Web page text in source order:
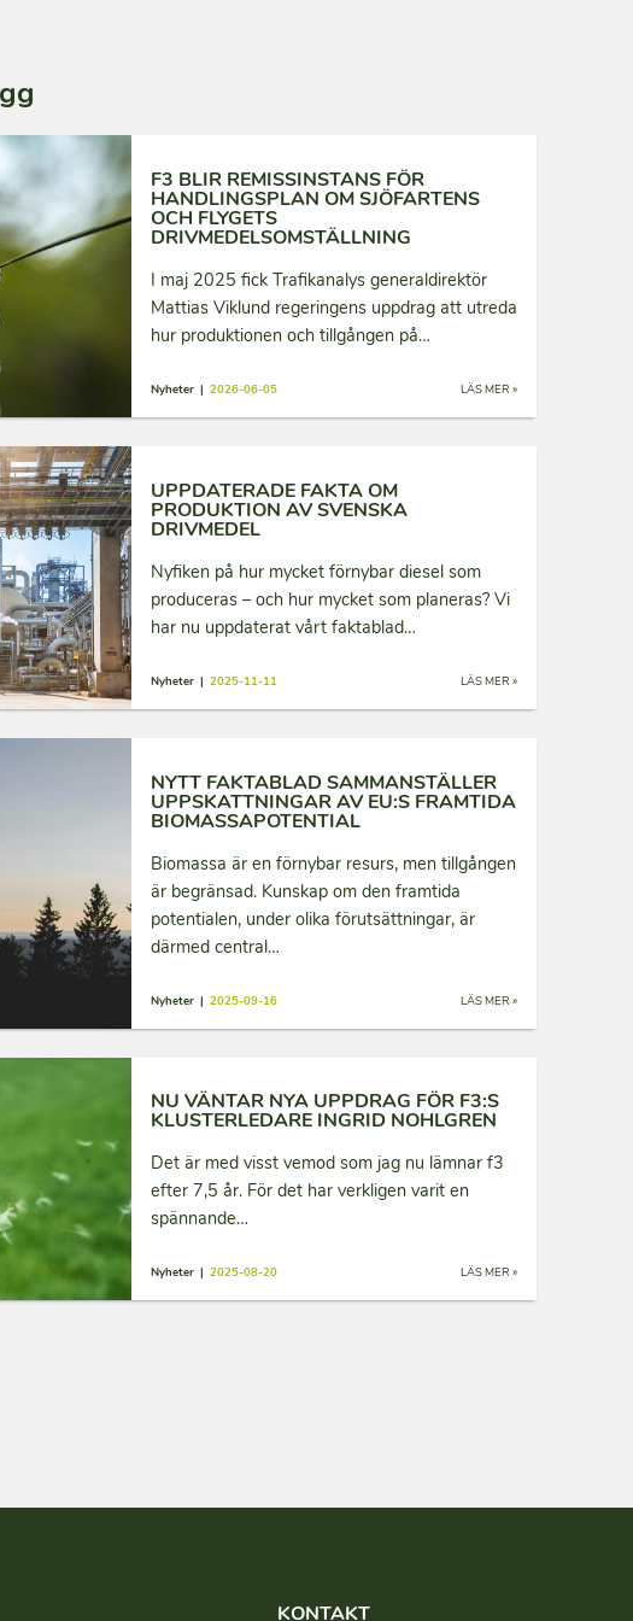
F3 BLIR REMISSINSTANS FÖR
HANDLINGSPLAN OM SJÖFARTENS
OCH FLYGETS
DRIVMEDELSOMSTÄLLNING
I maj 2025 fick Trafikanalys generaldirektör
Mattias Viklund regeringens uppdrag att utreda
hur produktionen och tillgången på…
LÄS MER »
Nyheter | 2026-06-05
UPPDATERADE FAKTA OM
PRODUKTION AV SVENSKA
DRIVMEDEL
Nyfiken på hur mycket förnybar diesel som
produceras – och hur mycket som planeras? Vi
har nu uppdaterat vårt faktablad…
LÄS MER »
Nyheter | 2025-11-11
NYTT FAKTABLAD SAMMANSTÄLLER
UPPSKATTNINGAR AV EU:S FRAMTIDA
BIOMASSAPOTENTIAL
Biomassa är en förnybar resurs, men tillgången
är begränsad. Kunskap om den framtida
potentialen, under olika förutsättningar, är
därmed central…
LÄS MER »
Nyheter | 2025-09-16
NU VÄNTAR NYA UPPDRAG FÖR F3:S
KLUSTERLEDARE INGRID NOHLGREN
Det är med visst vemod som jag nu lämnar f3
efter 7,5 år. För det har verkligen varit en
spännande…
LÄS MER »
Nyheter | 2025-08-20
KONTAKT